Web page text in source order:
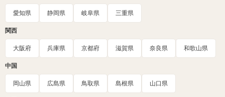
愛知県 静岡県 岐阜県 三重県
関西
大阪府 兵庫県 京都府 滋賀県 奈良県 和歌山県
中国
岡山県 広島県 鳥取県 島根県 山口県